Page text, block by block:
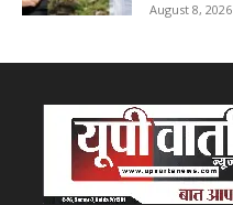
August 8, 2026